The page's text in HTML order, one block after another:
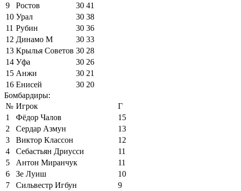
9
Ростов 30 41
10 Урал 30 38
11 Рубин 30 36
12 Динамо М 30 33
13 Крылья Советов 30 28
14 Уфа 30 26
15 Анжи 30 21
16 Енисей 30 20
Бомбардиры:
№ Игрок
Г
1
Фёдор Чалов
15
2
Сердар Азмун
13
3
Виктор Классон
12
4
Себастьян Дриусси
11
5
Антон Миранчук
11
6
Зе Луиш
10
7
Сильвестр Игбун
9